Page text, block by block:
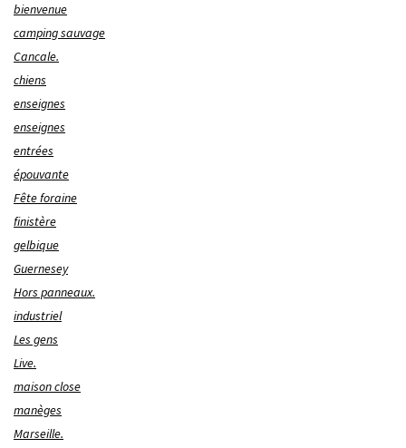
bienvenue
camping sauvage
Cancale.
chiens
enseignes
enseignes
entrées
épouvante
Fête foraine
finistère
gelbique
Guernesey
Hors panneaux.
industriel
Les gens
Live.
maison close
manèges
Marseille.